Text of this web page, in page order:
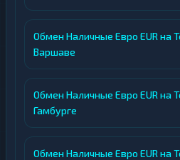
Обмен Наличные Евро EUR на
Варшаве
Обмен Наличные Евро EUR на
Гамбурге
Обмен Наличные Евро EUR на